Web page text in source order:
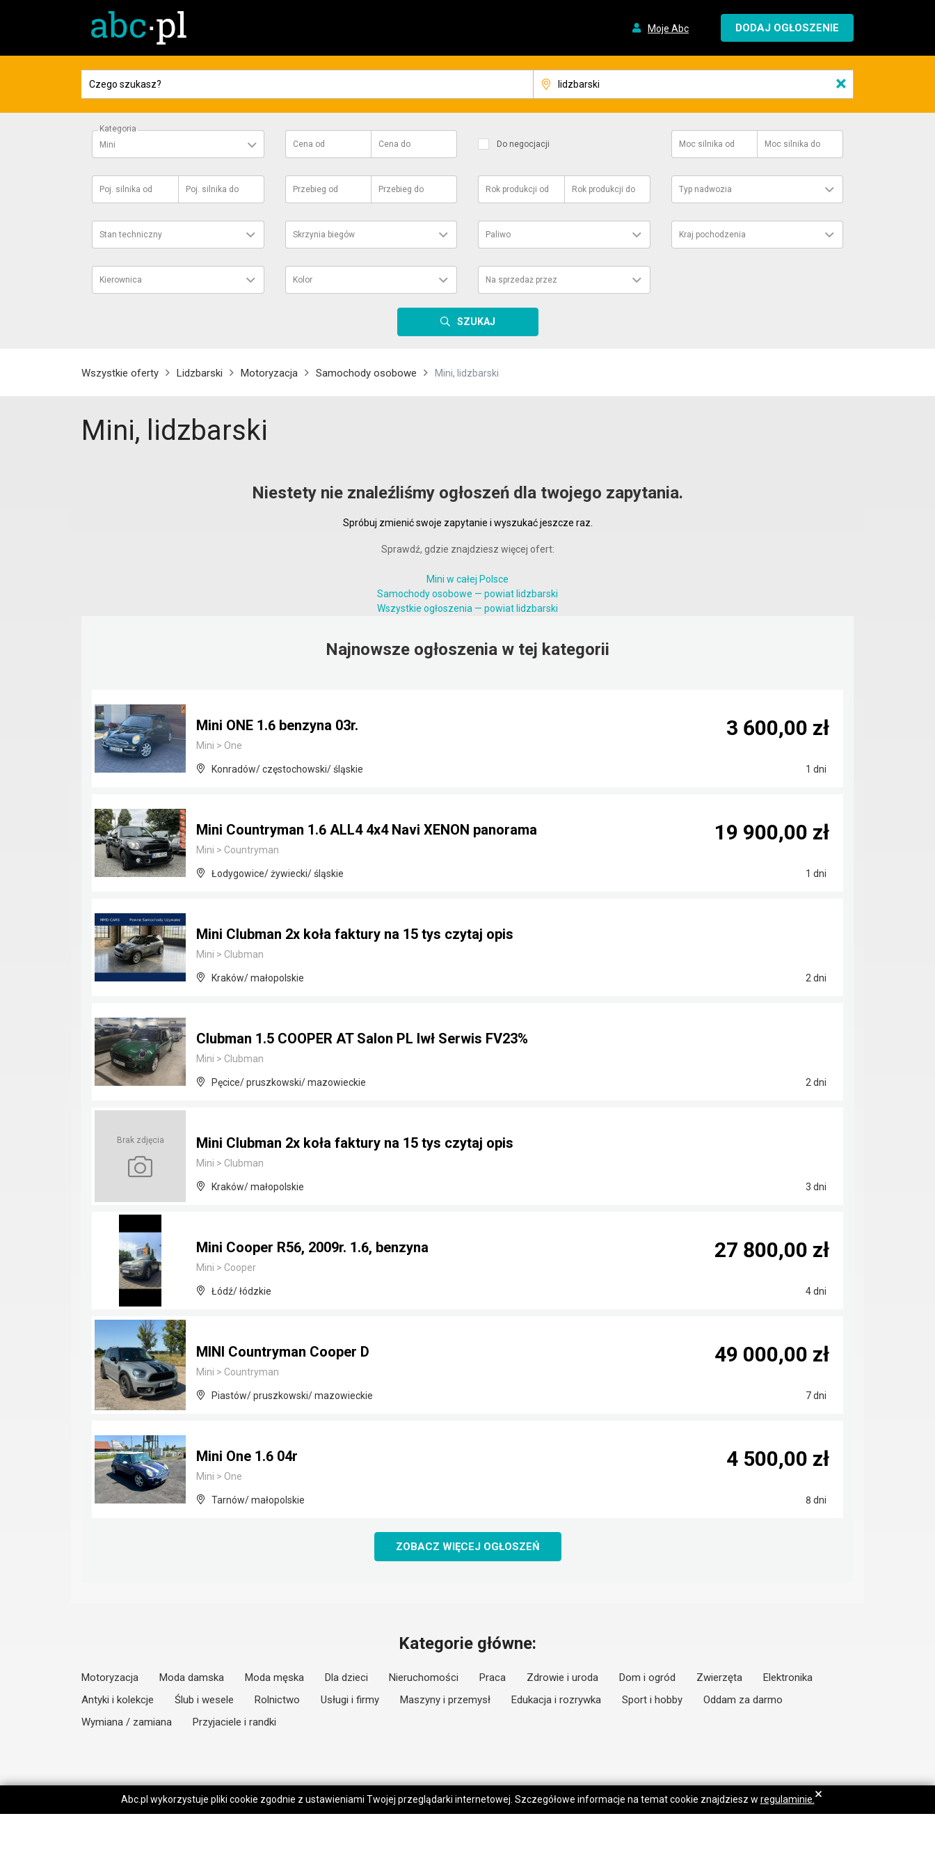
Moje Abc DODAJ OGŁOSZENIE
×
Kategoria
Mini
Cena od Cena do Do negocjacji Moc silnika od Moc silnika do
Poj. silnika od Poj. silnika do Przebieg od Przebieg do Rok produkcji od Rok produkcji do Typ nadwozia
Stan techniczny Skrzynia biegów Paliwo Kraj pochodzenia
Kierownica Kolor Na sprzedaż przez
SZUKAJ
Wszystkie oferty Lidzbarski Motoryzacja Samochody osobowe Mini, lidzbarski
Mini, lidzbarski
Niestety nie znaleźliśmy ogłoszeń dla twojego zapytania.
Spróbuj zmienić swoje zapytanie i wyszukać jeszcze raz.
Sprawdź, gdzie znajdziesz więcej ofert:
Mini w całej Polsce
Samochody osobowe — powiat lidzbarski
Wszystkie ogłoszenia — powiat lidzbarski
Najnowsze ogłoszenia w tej kategorii
Mini ONE 1.6 benzyna 03r.
Mini > One
Konradów/ częstochowski/ śląskie 1 dni
3 600,00 zł
Mini Countryman 1.6 ALL4 4x4 Navi XENON panorama
Mini > Countryman
Łodygowice/ żywiecki/ śląskie 1 dni
19 900,00 zł
Mini Clubman 2x koła faktury na 15 tys czytaj opis
Mini > Clubman
Kraków/ małopolskie 2 dni
Clubman 1.5 COOPER AT Salon PL Iwł Serwis FV23%
Mini > Clubman
Pęcice/ pruszkowski/ mazowieckie 2 dni
Brak zdjęcia Mini Clubman 2x koła faktury na 15 tys czytaj opis
Mini > Clubman
Kraków/ małopolskie 3 dni
Mini Cooper R56, 2009r. 1.6, benzyna
Mini > Cooper
Łódź/ łódzkie 4 dni
27 800,00 zł
MINI Countryman Cooper D
Mini > Countryman
Piastów/ pruszkowski/ mazowieckie 7 dni
49 000,00 zł
Mini One 1.6 04r
Mini > One
Tarnów/ małopolskie 8 dni
4 500,00 zł
ZOBACZ WIĘCEJ OGŁOSZEŃ
Kategorie główne:
Motoryzacja Moda damska Moda męska Dla dzieci Nieruchomości Praca Zdrowie i uroda Dom i ogród Zwierzęta
Elektronika
Antyki i kolekcje
Ślub i wesele Rolnictwo Usługi i firmy Maszyny i przemysł Edukacja i rozrywka Sport i hobby
Oddam za darmo
Wymiana / zamiana
Przyjaciele i randki
Abc.pl wykorzystuje pliki cookie zgodnie z ustawieniami Twojej przeglądarki internetowej. Szczegółowe informacje na temat cookie znajdziesz w regulaminie. ×